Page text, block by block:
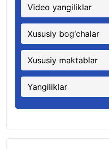
Video yangiliklar
Xususiy bog‘chalar
Xususiy maktablar
Yangiliklar